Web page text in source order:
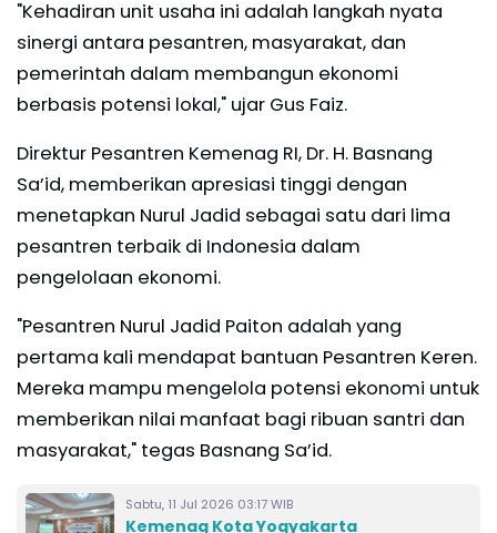
"Kehadiran unit usaha ini adalah langkah nyata
sinergi antara pesantren, masyarakat, dan
pemerintah dalam membangun ekonomi
berbasis potensi lokal," ujar Gus Faiz.
Direktur Pesantren Kemenag RI, Dr. H. Basnang
Sa’id, memberikan apresiasi tinggi dengan
menetapkan Nurul Jadid sebagai satu dari lima
pesantren terbaik di Indonesia dalam
pengelolaan ekonomi.
"Pesantren Nurul Jadid Paiton adalah yang
pertama kali mendapat bantuan Pesantren Keren.
Mereka mampu mengelola potensi ekonomi untuk
memberikan nilai manfaat bagi ribuan santri dan
masyarakat," tegas Basnang Sa’id.
Sabtu, 11 Jul 2026 03:17 WIB
Kemenag Kota Yogyakarta